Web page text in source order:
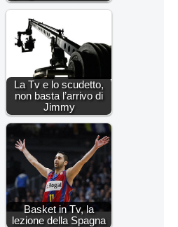
La Tv e lo scudetto,
non basta l’arrivo di
Jimmy
Basket in Tv, la
lezione della Spagna